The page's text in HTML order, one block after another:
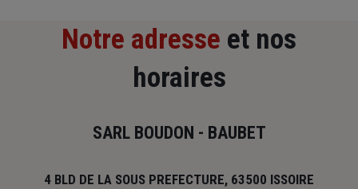
Notre adresse et nos
horaires
SARL BOUDON - BAUBET
4 BLD DE LA SOUS PREFECTURE, 63500 ISSOIRE